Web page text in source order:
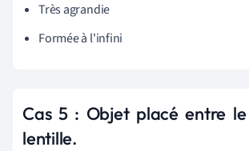
Très agrandie
Formée à l'infini
Cas 5 : Objet placé entre
lentille.